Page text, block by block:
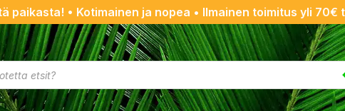
paikasta! • Kotimainen ja nopea • Ilmainen toimitus yli 70€